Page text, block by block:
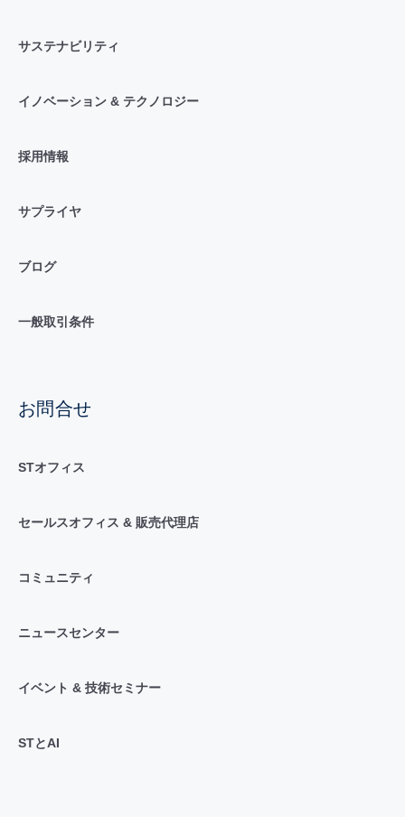
サステナビリティ
イノベーション & テクノロジー
採用情報
サプライヤ
ブログ
一般取引条件
お問合せ
STオフィス
セールスオフィス & 販売代理店
コミュニティ
ニュースセンター
イベント & 技術セミナー
STとAI